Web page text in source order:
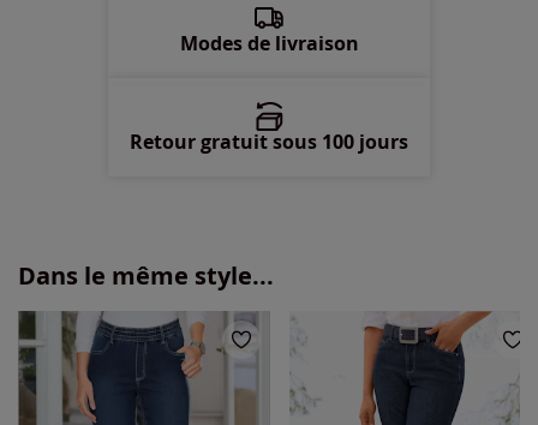
Modes de livraison
Retour gratuit sous 100 jours
Dans le même style...